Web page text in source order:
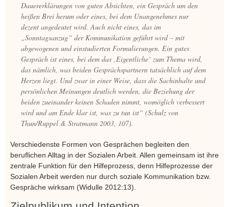
Dauererklärungen von guten Absichten, ein Gespräch um den
heißen Brei herum oder eines, bei dem Unangenehmes nur
dezent angedeutet wird. Auch nicht eines, das im
„Sonntagsanzug“ der Kommunikation geführt wird – mit
abgewogenen und einstudierten Formulierungen. Ein gutes
Gespräch ist eines, bei dem das ‚Eigentliche‘ zum Thema wird,
das nämlich, was beiden Gesprächspartnern tatsächlich auf dem
Herzen liegt. Und zwar in einer Weise, dass die Sachinhalte und
persönlichen Meinungen deutlich werden, die Beziehung der
beiden zueinander keinen Schaden nimmt, womöglich verbessert
wird und am Ende klar ist, was zu tun ist“ (Schulz von
Thun/Ruppel & Stratmann 2003, 107).
Verschiedenste Formen von Gesprächen begleiten den
beruflichen Alltag in der Sozialen Arbeit. Allen gemeinsam ist ihre
zentrale Funktion für den Hilfeprozess, denn Hilfeprozesse der
Sozialen Arbeit werden nur durch soziale Kommunikation bzw.
Gespräche wirksam (Widulle 2012:13).